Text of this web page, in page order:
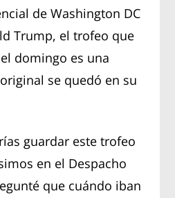
de Washington DC
Trump, el trofeo que
domingo es una
se quedó en su
guardar este trofeo
en el Despacho
que cuándo iban